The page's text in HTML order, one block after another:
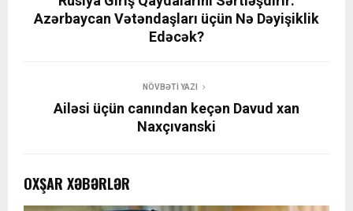
Azərbaycan Vətəndaşları üçün Nə Dəyişiklik
Edəcək?
NÖVBƏTI YAZI
Ailəsi üçün canından keçən Davud xan
Naxçıvanski
OXŞAR XƏBƏRLƏR